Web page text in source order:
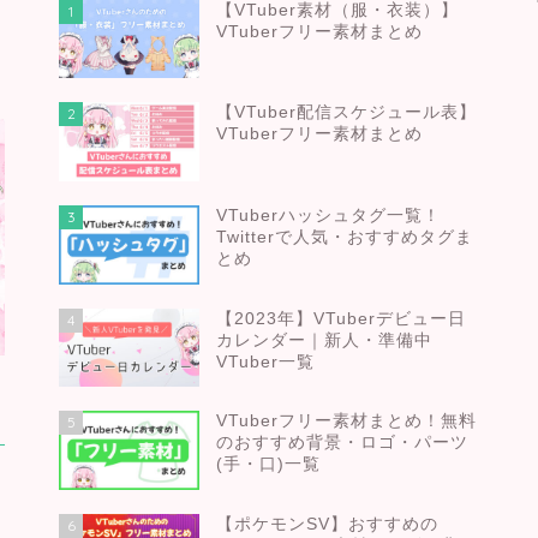
1
【VTuber素材（服・衣装）】
VTuberフリー素材まとめ
2
【VTuber配信スケジュール表】
VTuberフリー素材まとめ
3
VTuberハッシュタグ一覧！
Twitterで人気・おすすめタグま
とめ
4
【2023年】VTuberデビュー日
カレンダー｜新人・準備中
VTuber一覧
5
VTuberフリー素材まとめ！無料
のおすすめ背景・ロゴ・パーツ
(手・口)一覧
6
【ポケモンSV】おすすめの